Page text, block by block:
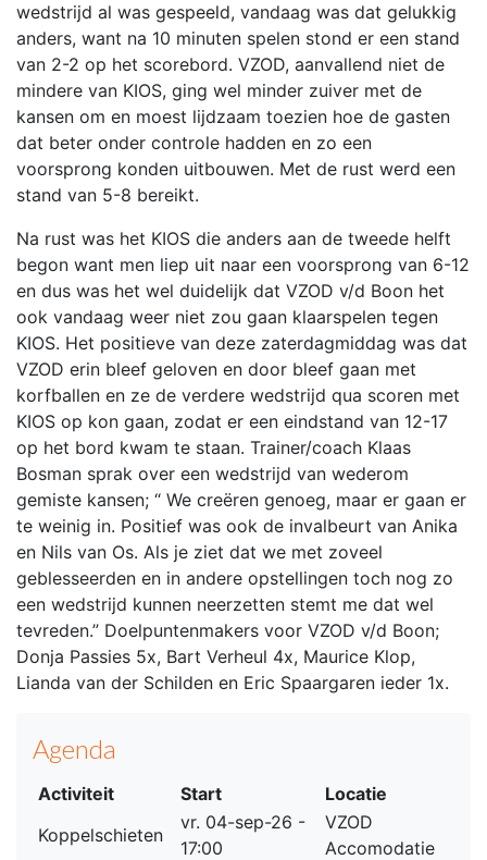
wedstrijd al was gespeeld, vandaag was dat gelukkig
anders, want na 10 minuten spelen stond er een stand
van 2-2 op het scorebord. VZOD, aanvallend niet de
mindere van KIOS, ging wel minder zuiver met de
kansen om en moest lijdzaam toezien hoe de gasten
dat beter onder controle hadden en zo een
voorsprong konden uitbouwen. Met de rust werd een
stand van 5-8 bereikt.
Na rust was het KIOS die anders aan de tweede helft
begon want men liep uit naar een voorsprong van 6-12
en dus was het wel duidelijk dat VZOD v/d Boon het
ook vandaag weer niet zou gaan klaarspelen tegen
KIOS. Het positieve van deze zaterdagmiddag was dat
VZOD erin bleef geloven en door bleef gaan met
korfballen en ze de verdere wedstrijd qua scoren met
KIOS op kon gaan, zodat er een eindstand van 12-17
op het bord kwam te staan. Trainer/coach Klaas
Bosman sprak over een wedstrijd van wederom
gemiste kansen; “ We creëren genoeg, maar er gaan er
te weinig in. Positief was ook de invalbeurt van Anika
en Nils van Os. Als je ziet dat we met zoveel
geblesseerden en in andere opstellingen toch nog zo
een wedstrijd kunnen neerzetten stemt me dat wel
tevreden.” Doelpuntenmakers voor VZOD v/d Boon;
Donja Passies 5x, Bart Verheul 4x, Maurice Klop,
Lianda van der Schilden en Eric Spaargaren ieder 1x.
Agenda
Activiteit Start
Locatie
Koppelschieten
vr. 04-sep-26 -
17:00
VZOD
Accomodatie